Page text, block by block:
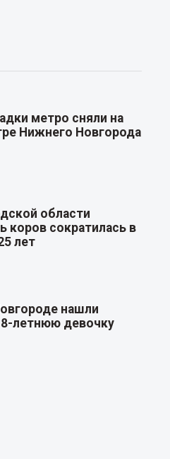
метро сняли на
Нижнего Новгорода
области
коров сократилась в
лет
нашли
летнюю девочку